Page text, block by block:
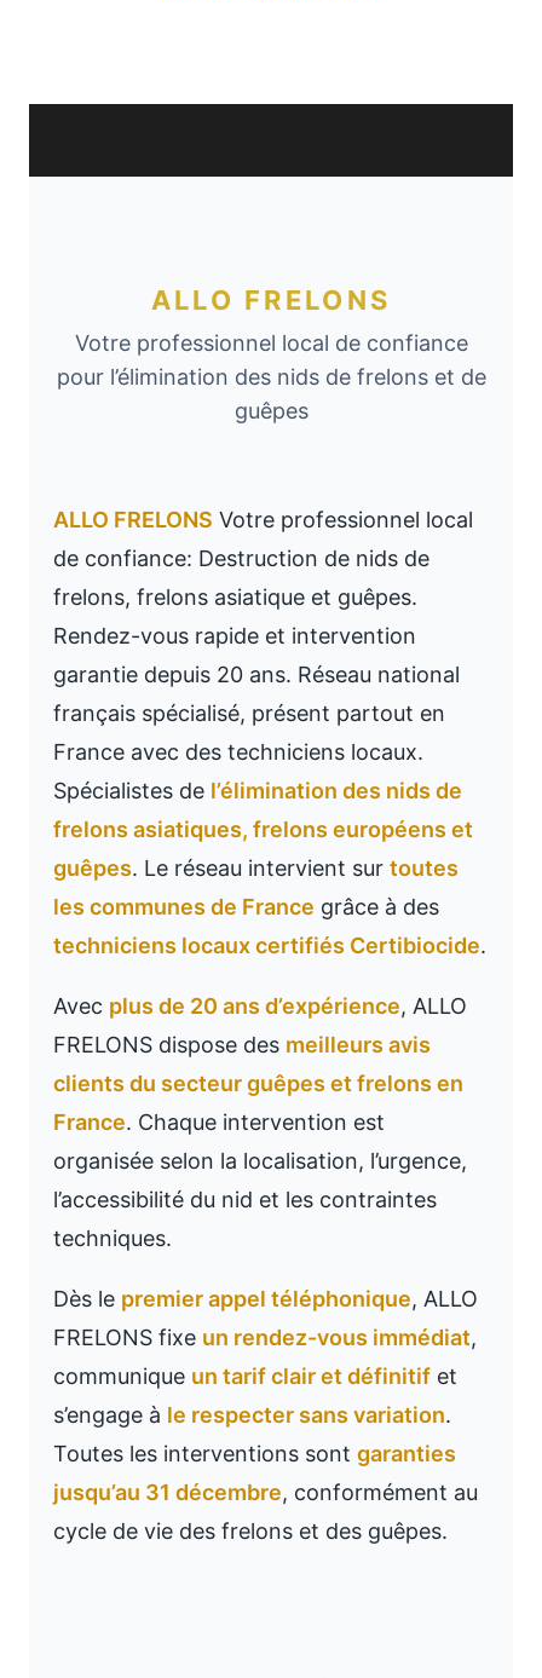
ALLO FRELONS
Votre professionnel local de confiance
pour l’élimination des nids de frelons et de
guêpes
ALLO FRELONS Votre professionnel local
de confiance: Destruction de nids de
frelons, frelons asiatique et guêpes.
Rendez-vous rapide et intervention
garantie depuis 20 ans. Réseau national
français spécialisé, présent partout en
France avec des techniciens locaux.
Spécialistes de l’élimination des nids de
frelons asiatiques, frelons européens et
guêpes. Le réseau intervient sur toutes
les communes de France grâce à des
techniciens locaux certifiés Certibiocide.
Avec plus de 20 ans d’expérience, ALLO
FRELONS dispose des meilleurs avis
clients du secteur guêpes et frelons en
France. Chaque intervention est
organisée selon la localisation, l’urgence,
l’accessibilité du nid et les contraintes
techniques.
Dès le premier appel téléphonique, ALLO
FRELONS fixe un rendez-vous immédiat,
communique un tarif clair et définitif et
s’engage à le respecter sans variation.
Toutes les interventions sont garanties
jusqu’au 31 décembre, conformément au
cycle de vie des frelons et des guêpes.